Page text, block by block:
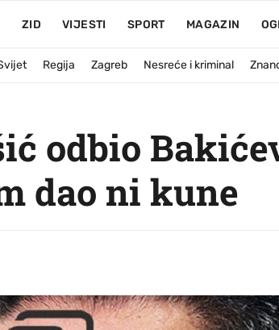
ZID VIJESTI SPORT MAGAZIN
Regija Zagreb Nesreće i kriminal
odbio
dao ni kune